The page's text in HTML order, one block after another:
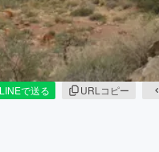
LINEで送る URLコピー